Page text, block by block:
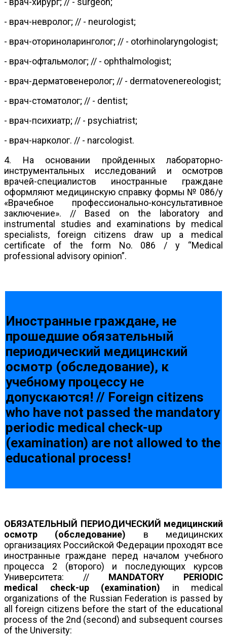
- врач-невролог; // - neurologist;
- врач-оториноларинголог; // - otorhinolaryngologist;
- врач-офтальмолог; // - ophthalmologist;
- врач-дерматовенеролог; // - dermatovenereologist;
- врач-стоматолог; // - dentist;
- врач-психиатр; // - psychiatrist;
- врач-нарколог. // - narcologist.
4. На основании пройденных лабораторно-
инструментальных исследований и осмотров
врачей-специалистов иностранные граждане
оформляют медицинскую справку формы № 086/у
«Врачебное профессионально-консультативное
заключение». // Based on the laboratory and
instrumental studies and examinations by medical
specialists, foreign citizens draw up a medical
certificate of the form No. 086 / y “Medical
professional advisory opinion”.
Иностранные граждане, не
прошедшие обязательный
периодический медицинский
осмотр (обследование), к
учебному процессу не
допускаются! // Foreign citizens
who have not passed the mandatory
periodic medical check-up
(examination) are not allowed to the
educational process!
ОБЯЗАТЕЛЬНЫЙ ПЕРИОДИЧЕСКИЙ медицинский
осмотр (обследование) в медицинских
организациях Российской Федерации проходят все
иностранные граждане перед началом учебного
процесса 2 (второго) и последующих курсов
Университета: // MANDATORY PERIODIC
medical check-up (examination) in medical
organizations of the Russian Federation is passed by
all foreign citizens before the start of the educational
process of the 2nd (second) and subsequent courses
of the University: